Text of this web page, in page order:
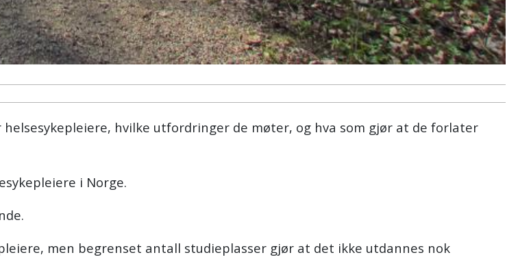
hvilke utfordringer de møter, og hva som gjør at de forlater
i Norge.
men begrenset antall studieplasser gjør at det ikke utdannes nok